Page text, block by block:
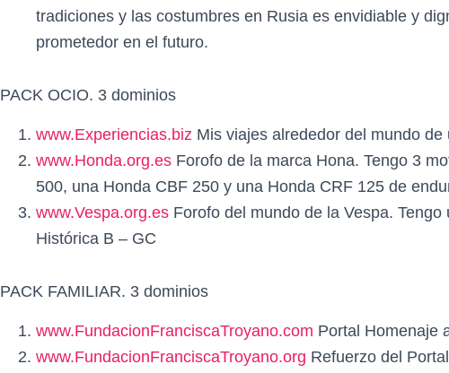
tradiciones y las costumbres en Rusia es envidiable y
prometedor en el futuro.
PACK OCIO. 3 dominios
www.Experiencias.biz Mis viajes alrededor del mundo
www.Honda.org.es Forofo de la marca Hona. Tengo 3
500, una Honda CBF 250 y una Honda CRF 125 de
www.Vespa.org.es Forofo del mundo de la Vespa.
Histórica B – GC
PACK FAMILIAR. 3 dominios
www.FundacionFranciscaTroyano.com Portal Homenaje
www.FundacionFranciscaTroyano.org Refuerzo del